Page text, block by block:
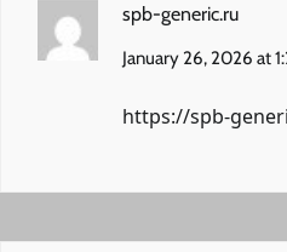
spb-generic.ru
January 26, 2026 at
https://spb-